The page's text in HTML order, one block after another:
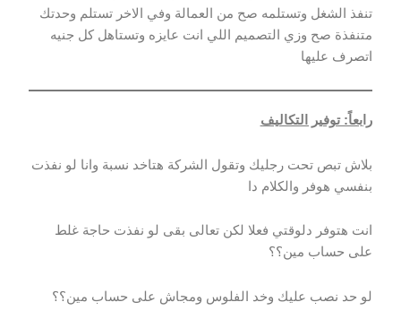
تنفذ الشغل وتستلمه صح من العمالة وفي الاخر تستلم وحدتك
متنفذة صح وزي التصميم اللي انت عايزه وتستاهل كل جنيه
اتصرف عليها
رابعاً: توفير التكاليف
بلاش تبص تحت رجليك وتقول الشركة هتاخد نسبة وانا لو نفذت
بنفسي هوفر والكلام دا
انت هتوفر دلوقتي فعلا لكن تعالى بقى لو نفذت حاجة غلط
على حساب مين؟؟
لو حد نصب عليك وخد الفلوس ومجاش على حساب مين؟؟